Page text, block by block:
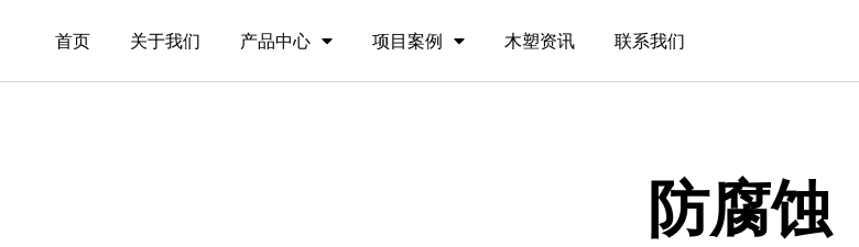
首页 关于我们 产品中心 项目案例 木塑资讯 联系我们
防腐蚀